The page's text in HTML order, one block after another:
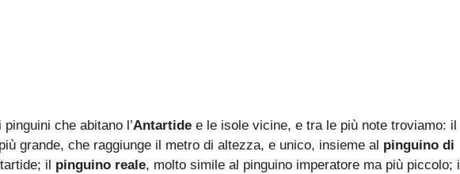
che abitano l’Antartide e le isole vicine, e tra le più note troviamo: il
grande, che raggiunge il metro di altezza, e unico, insieme al pinguino di
il pinguino reale, molto simile al pinguino imperatore ma più piccolo; il